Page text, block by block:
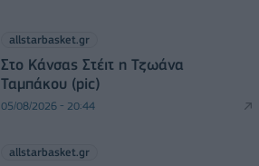
allstarbasket.gr
Στο Κάνσας Στέιτ η Τζωάνα
Ταμπάκου (pic)
05/08/2026 - 20:44
allstarbasket.gr